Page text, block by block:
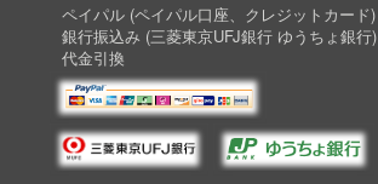
ペイパル (ペイパル口座、クレジットカード)
銀行振込み (三菱東京UFJ銀行 ゆうちょ銀行)
代金引換